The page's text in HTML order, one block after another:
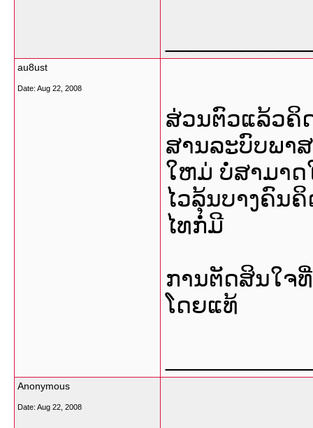
au8ust
Date: Aug 22, 2008
ສ່ວນຕົວແລ້ວຄິ
ສານລະບົບພາ
ໃຫມ່ ບໍ່ສາມາດ
ໄວລຸ້ນບາງຄົນ
ໄທກໍ່ມີ
ການຕັດສິນໃຈ
ໂດຍແທ້
Anonymous
Date: Aug 22, 2008